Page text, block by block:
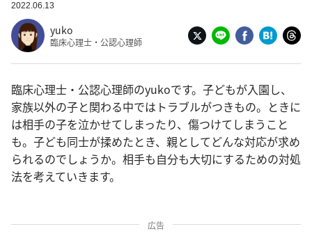
2022.06.13
yuko
臨床心理士・公認心理師
臨床心理士・公認心理師のyukoです。子どもが入園し、
家族以外の子と関わる中ではトラブルがつきもの。ときに
は相手の子を泣かせてしまったり、傷つけてしまうこと
も。子ども同士が揉めたとき、親としてどんな対応が求め
られるのでしょうか。相手も自分も大切にするための対処
法を考えていきます。
広告